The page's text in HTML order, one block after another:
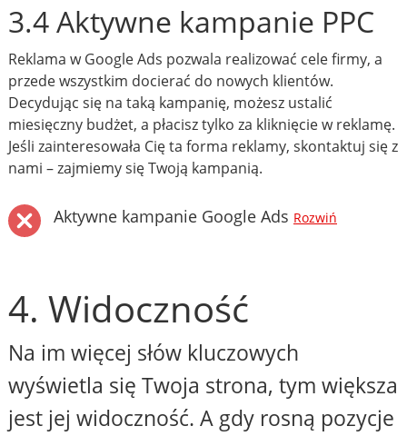
3.4 Aktywne kampanie PPC
Reklama w Google Ads pozwala realizować cele firmy, a
przede wszystkim docierać do nowych klientów.
Decydując się na taką kampanię, możesz ustalić
miesięczny budżet, a płacisz tylko za kliknięcie w reklamę.
Jeśli zainteresowała Cię ta forma reklamy, skontaktuj się z
nami – zajmiemy się Twoją kampanią.
Aktywne kampanie Google Ads Rozwiń
4. Widoczność
Na im więcej słów kluczowych
wyświetla się Twoja strona, tym większa
jest jej widoczność. A gdy rosną pozycje